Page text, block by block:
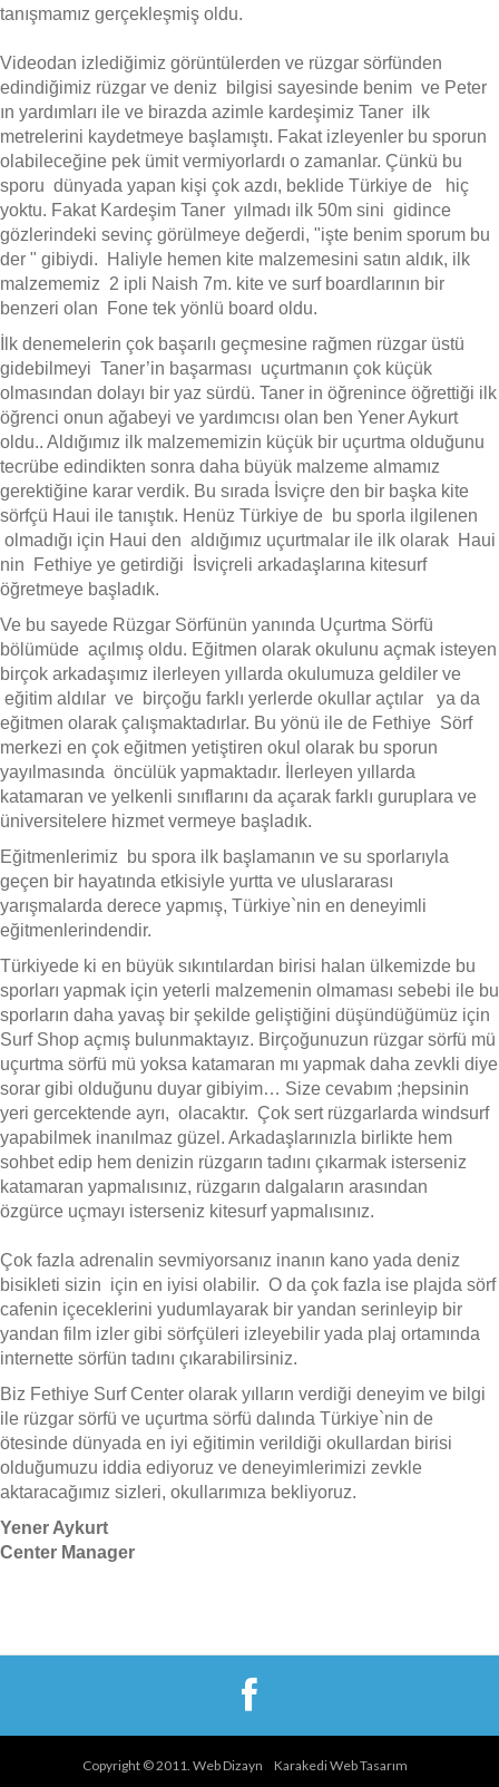
tanışmamız gerçekleşmiş oldu.
Videodan izlediğimiz görüntülerden ve rüzgar sörfünden
edindiğimiz rüzgar ve deniz bilgisi sayesinde benim ve Peter
ın yardımları ile ve birazda azimle kardeşimiz Taner ilk
metrelerini kaydetmeye başlamıştı. Fakat izleyenler bu sporun
olabileceğine pek ümit vermiyorlardı o zamanlar. Çünkü bu
sporu dünyada yapan kişi çok azdı, beklide Türkiye de hiç
yoktu. Fakat Kardeşim Taner yılmadı ilk 50m sini gidince
gözlerindeki sevinç görülmeye değerdi, "işte benim sporum bu
der " gibiydi. Haliyle hemen kite malzemesini satın aldık, ilk
malzememiz 2 ipli Naish 7m. kite ve surf boardlarının bir
benzeri olan Fone tek yönlü board oldu.
İlk denemelerin çok başarılı geçmesine rağmen rüzgar üstü
gidebilmeyi Taner’in başarması uçurtmanın çok küçük
olmasından dolayı bir yaz sürdü. Taner in öğrenince öğrettiği ilk
öğrenci onun ağabeyi ve yardımcısı olan ben Yener Aykurt
oldu.. Aldığımız ilk malzememizin küçük bir uçurtma olduğunu
tecrübe edindikten sonra daha büyük malzeme almamız
gerektiğine karar verdik. Bu sırada İsviçre den bir başka kite
sörfçü Haui ile tanıştık. Henüz Türkiye de bu sporla ilgilenen
olmadığı için Haui den aldığımız uçurtmalar ile ilk olarak Haui
nin Fethiye ye getirdiği İsviçreli arkadaşlarına kitesurf
öğretmeye başladık.
Ve bu sayede Rüzgar Sörfünün yanında Uçurtma Sörfü
bölümüde açılmış oldu. Eğitmen olarak okulunu açmak isteyen
birçok arkadaşımız ilerleyen yıllarda okulumuza geldiler ve
eğitim aldılar ve birçoğu farklı yerlerde okullar açtılar ya da
eğitmen olarak çalışmaktadırlar. Bu yönü ile de Fethiye Sörf
merkezi en çok eğitmen yetiştiren okul olarak bu sporun
yayılmasında öncülük yapmaktadır. İlerleyen yıllarda
katamaran ve yelkenli sınıflarını da açarak farklı guruplara ve
üniversitelere hizmet vermeye başladık.
Eğitmenlerimiz bu spora ilk başlamanın ve su sporlarıyla
geçen bir hayatında etkisiyle yurtta ve uluslararası
yarışmalarda derece yapmış, Türkiye`nin en deneyimli
eğitmenlerindendir.
Türkiyede ki en büyük sıkıntılardan birisi halan ülkemizde bu
sporları yapmak için yeterli malzemenin olmaması sebebi ile bu
sporların daha yavaş bir şekilde geliştiğini düşündüğümüz için
Surf Shop açmış bulunmaktayız. Birçoğunuzun rüzgar sörfü mü
uçurtma sörfü mü yoksa katamaran mı yapmak daha zevkli diye
sorar gibi olduğunu duyar gibiyim… Size cevabım ;hepsinin
yeri gercektende ayrı, olacaktır. Çok sert rüzgarlarda windsurf
yapabilmek inanılmaz güzel. Arkadaşlarınızla birlikte hem
sohbet edip hem denizin rüzgarın tadını çıkarmak isterseniz
katamaran yapmalısınız, rüzgarın dalgaların arasından
özgürce uçmayı isterseniz kitesurf yapmalısınız.
Çok fazla adrenalin sevmiyorsanız inanın kano yada deniz
bisikleti sizin için en iyisi olabilir. O da çok fazla ise plajda sörf
cafenin içeceklerini yudumlayarak bir yandan serinleyip bir
yandan film izler gibi sörfçüleri izleyebilir yada plaj ortamında
internette sörfün tadını çıkarabilirsiniz.
Biz Fethiye Surf Center olarak yılların verdiği deneyim ve bilgi
ile rüzgar sörfü ve uçurtma sörfü dalında Türkiye`nin de
ötesinde dünyada en iyi eğitimin verildiği okullardan birisi
olduğumuzu iddia ediyoruz ve deneyimlerimizi zevkle
aktaracağımız sizleri, okullarımıza bekliyoruz.
Yener Aykurt
Center Manager
Copyright © 2011. Web Dizayn Karakedi Web Tasarım